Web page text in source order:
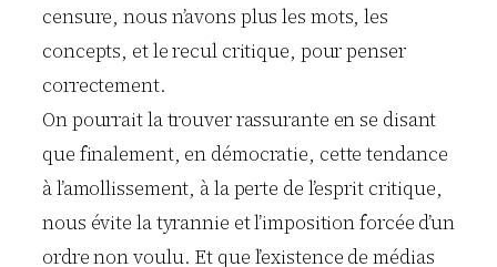
censure, nous n’avons plus les mots, les
concepts, et le recul critique, pour penser
correctement.
On pourrait la trouver rassurante en se disant
que finalement, en démocratie, cette tendance
à l’amollissement, à la perte de l’esprit critique,
nous évite la tyrannie et l’imposition forcée d’un
ordre non voulu. Et que l’existence de médias